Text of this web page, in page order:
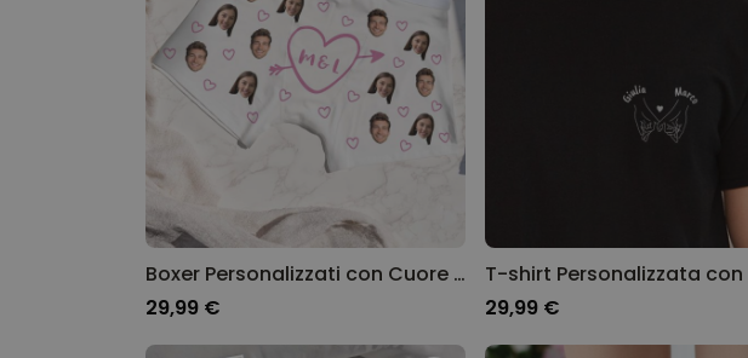
Boxer Personalizzati con Cuore e Iniziali
29,99 €
29,99 €